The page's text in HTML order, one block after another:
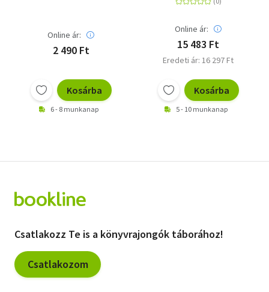
Online ár:
2 490 Ft
Kosárba
6 - 8 munkanap
Online ár:
15 483 Ft
Eredeti ár: 16 297 Ft
Kosárba
5 - 10 munkanap
Csatlakozz Te is a könyvrajongók táborához!
Csatlakozom